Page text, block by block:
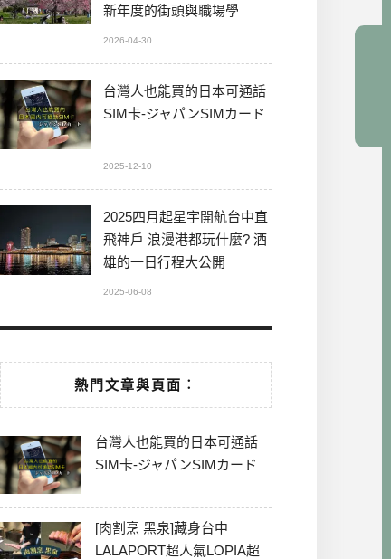
新年度的街頭與職場學
2026-04-30
台灣人也能買的日本可通話
SIM卡-ジャパンSIMカード
2025-12-10
2025四月起星宇開航台中直
飛神戶 浪漫港都玩什麼? 酒
雄的一日行程大公開
2025-06-08
熱門文章與頁面︰
台灣人也能買的日本可通話
SIM卡-ジャパンSIMカード
[肉割烹 黑泉]藏身台中
LALAPORT超人氣LOPIA超